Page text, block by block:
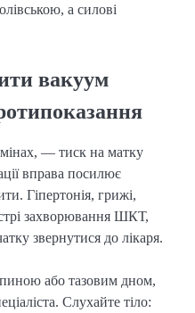
а силові
вакуум
— тиск на матку
вправа посилює
Гіпертонія, грижі,
захворювання ШКТ,
звернутися до лікаря.
або тазовим дном,
Слухайте тіло: